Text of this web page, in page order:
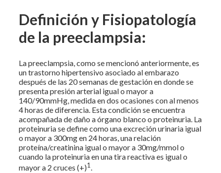
Definición y Fisiopatología
de la preeclampsia:
La preeclampsia, como se mencionó anteriormente, es
un trastorno hipertensivo asociado al embarazo
después de las 20 semanas de gestación en donde se
presenta presión arterial igual o mayor a
140/90mmHg, medida en dos ocasiones con al menos
4 horas de diferencia. Esta condición se encuentra
acompañada de daño a órgano blanco o proteinuria. La
proteinuria se define como una excreción urinaria igual
o mayor a 300mg en 24 horas, una relación
proteína/creatinina igual o mayor a 30mg/mmol o
cuando la proteinuria en una tira reactiva es igual o
mayor a 2 cruces (+)1.